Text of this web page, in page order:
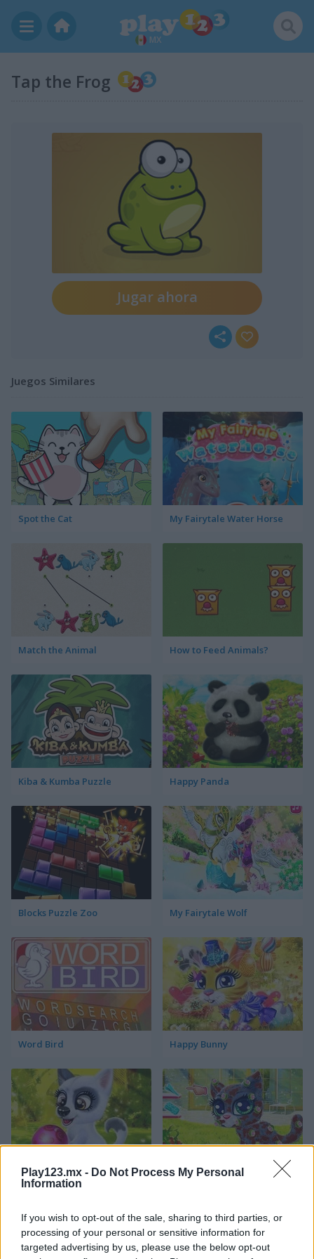
Play123.mx - Do Not Process My Personal
Information
If you wish to opt-out of the sale, sharing to third parties, or
processing of your personal or sensitive information for
targeted advertising by us, please use the below opt-out
MX
Tap the Frog
Jugar ahora
Juegos Similares
Spot the Cat My Fairytale Water Horse
Match the Animal How to Feed Animals?
Kiba & Kumba Puzzle Happy Panda
Blocks Puzzle Zoo My Fairytale Wolf
Word Bird Happy Bunny
Happy Dog Happy Cat
juegos de pájaros